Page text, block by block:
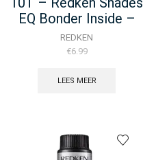
EQ Bonder Inside –
60ML
REDKEN
€6.99
LEES MEER